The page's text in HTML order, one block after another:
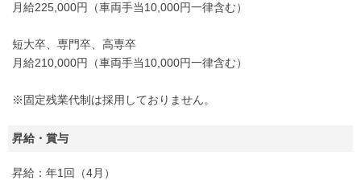
月給225,000円（車両手当10,000円一律含む）
短大卒、専門卒、高専卒
月給210,000円（車両手当10,000円一律含む）
※固定残業代制は採用しておりません。
昇給・賞与
昇給：年1回（4月）